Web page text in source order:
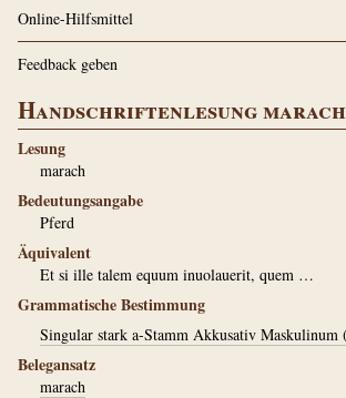
Online-Hilfsmittel
Feedback geben
Handschriftenlesung marach
Lesung
marach
Bedeutungsangabe
Pferd
Äquivalent
Et si ille talem equum inuolauerit, quem …
Grammatische Bestimmung
Singular stark a-Stamm Akkusativ Maskulinum
Belegansatz
marach